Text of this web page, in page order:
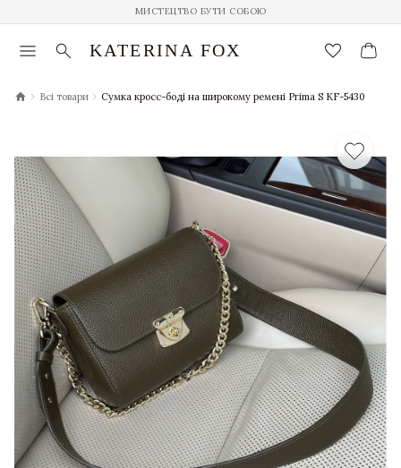
МИСТЕЦТВО БУТИ СОБОЮ
menu search KATERINA FOX favorite_border
chevron_right Всі товари chevron_right Сумка кросс-боді на широкому ремені Prima S KF-5430